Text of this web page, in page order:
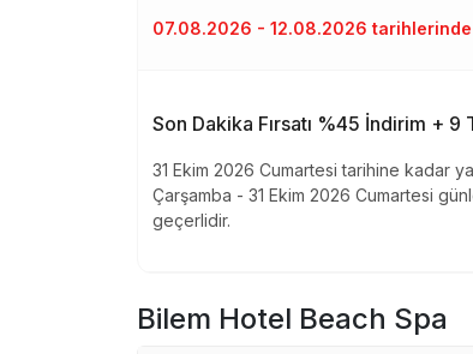
07.08.2026 - 12.08.2026
Son Dakika Fırsatı %45 İndirim + 9
31 Ekim 2026 Cumartesi tarihine kadar
Çarşamba - 31 Ekim 2026 Cumartesi
geçerlidir.
Bilem Hotel Beach Spa